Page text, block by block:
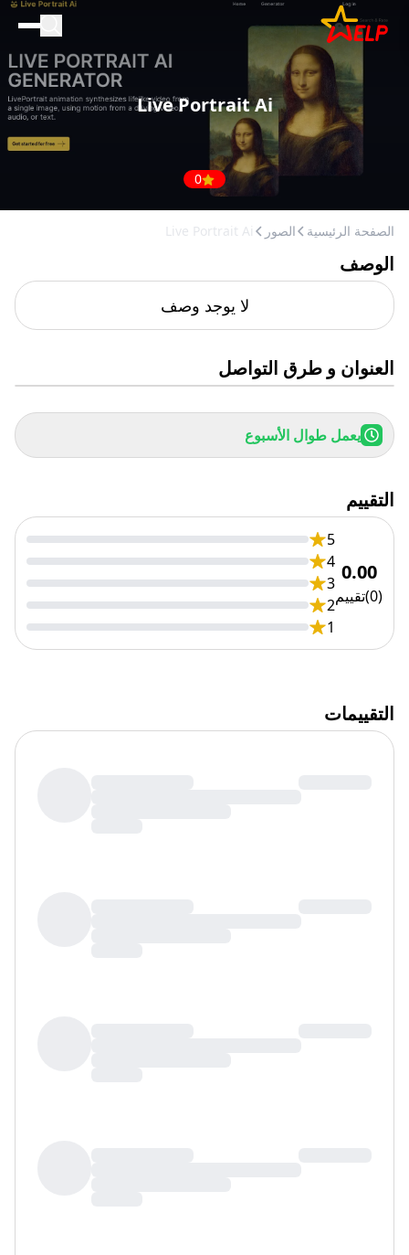
الصفحة الرئيسية
للأعمال التجارية
المدونة
إضافة مكان
Live Portrait Ai
0
الصفحة الرئيسية الصور Live Portrait Ai
التقييمات
الوصف
لا يوجد وصف
العنوان و طرق التواصل
يعمل طوال الأسبوع
التقييم
0.00
(
0
)تقييم
5
4
3
2
1